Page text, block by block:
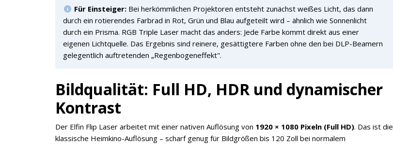
Für Einsteiger:Bei herkömmlichen Projektoren entsteht zunächst weißes Licht, das dann
durch ein rotierendes Farbrad in Rot, Grün und Blau aufgeteilt wird – ähnlich wie Sonnenlicht
durch ein Prisma. RGB Triple Laser macht das anders: Jede Farbe kommt direkt aus einer
eigenen Lichtquelle. Das Ergebnis sind reinere, gesättigtere Farben ohne den bei DLP-Beamern
gelegentlich auftretenden „Regenbogeneffekt".
Bildqualität: Full HD, HDR und dynamischer
Kontrast
Der Elfin Flip Laser arbeitet mit einer nativen Auflösung von 1920 × 1080 Pixeln (Full HD). Das ist die
klassische Heimkino-Auflösung – scharf genug für Bildgrößen bis 120 Zoll bei normalem